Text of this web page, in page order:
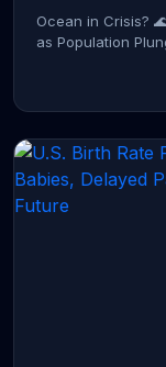
Ocean in Crisis?
as Population